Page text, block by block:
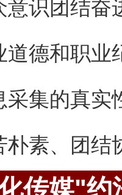
意识团结奋
道德和职业
采集的真实
朴素、团结
传媒"约